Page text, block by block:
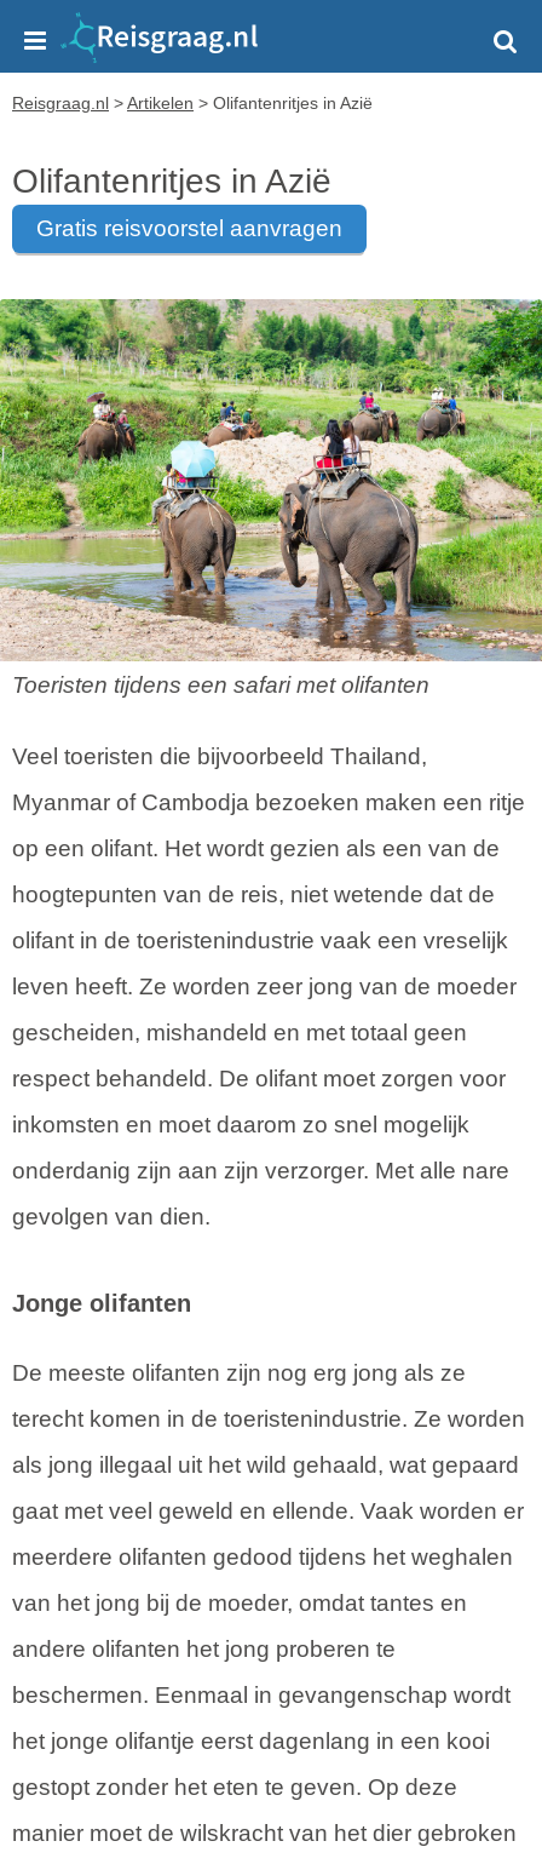
Reisgraag.nl >Artikelen > Olifantenritjes in Azië
Olifantenritjes in Azië
gratis reisvoorstel aanvragen
Toeristen tijdens een safari met olifanten
Veel toeristen die bijvoorbeeld Thailand,
Myanmar of Cambodja bezoeken maken een ritje
op een olifant. Het wordt gezien als een van de
hoogtepunten van de reis, niet wetende dat de
olifant in de toeristenindustrie vaak een vreselijk
leven heeft. Ze worden zeer jong van de moeder
gescheiden, mishandeld en met totaal geen
respect behandeld. De olifant moet zorgen voor
inkomsten en moet daarom zo snel mogelijk
onderdanig zijn aan zijn verzorger. Met alle nare
gevolgen van dien.
Jonge olifanten
De meeste olifanten zijn nog erg jong als ze
terecht komen in de toeristenindustrie. Ze worden
als jong illegaal uit het wild gehaald, wat gepaard
gaat met veel geweld en ellende. Vaak worden er
meerdere olifanten gedood tijdens het weghalen
van het jong bij de moeder, omdat tantes en
andere olifanten het jong proberen te
beschermen. Eenmaal in gevangenschap wordt
het jonge olifantje eerst dagenlang in een kooi
gestopt zonder het eten te geven. Op deze
manier moet de wilskracht van het dier gebroken